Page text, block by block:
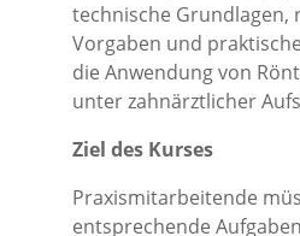
technische Grundlagen,
Vorgaben und
die Anwendung von
unter zahnärztlicher
Ziel des Kurses
Praxismitarbeitende
entsprechende